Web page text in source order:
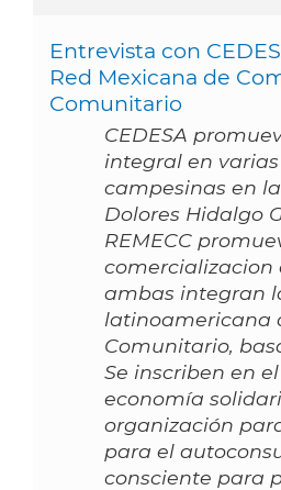
Entrevista con
Red Mexicana de
Comunitario
CEDESA
integral en
campesinas en
Dolores Hidalgo
REMECC
comercializacion
ambas integran
latinoamericana
Comunitario,
Se inscriben en
economía
organización
para el
consciente para